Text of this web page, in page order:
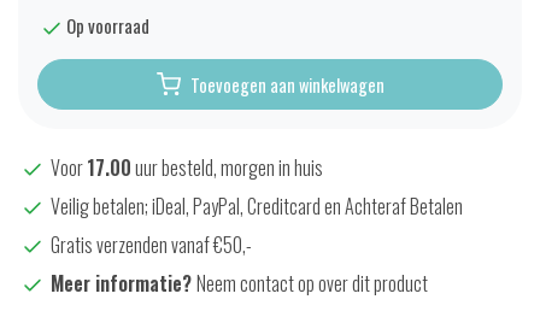
Op voorraad
Toevoegen aan winkelwagen
Voor17.00uur besteld, morgen in huis
Veilig betalen; iDeal, PayPal, Creditcard en Achteraf Betalen
Gratis verzenden vanaf €50,-
Meer informatie?Neem contact op over dit product